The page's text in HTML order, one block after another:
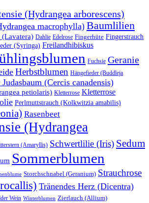
(Hydrangea arborescens)
macrophylla) Baumlilien
Dahlie Edelrose Fingerhüte Fingerstrauch
(Syringa) Freilandhibiskus
Fuchsie Geranie
Herbstblumen Hängefieder (Buddleja
(Cercis canadensis)
petiolaris) Kletterrose Kletterrose
Perlmuttstrauch (Kolkwitzia amabilis)
Rasenbeet
(Hydrangea
(Amaryllis) Schwertlilie (Iris) Sedum
Sommerblumen
Storchschnabel (Geranium) Strauchrose
Tränendes Herz (Dicentra)
Wein Winterblumen Zierlauch (Allium)